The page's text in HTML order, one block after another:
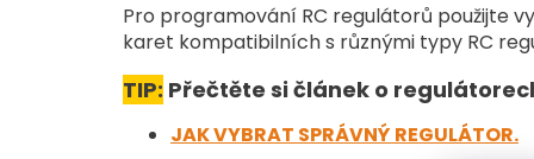
Pro programování RC regulátorů použijte
karet kompatibilních s různými typy RC
TIP: Přečtěte si článek o
JAK VYBRAT SPRÁVNÝ REGULÁTOR.